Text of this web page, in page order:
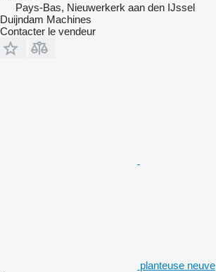
Pays-Bas, Nieuwerkerk aan den IJssel
Duijndam Machines
Contacter le vendeur
planteuse neuve